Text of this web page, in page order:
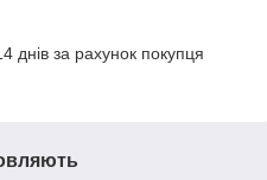
днів за рахунок покупця